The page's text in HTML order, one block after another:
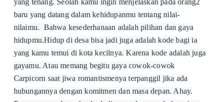
yang tenang. Seolah kamu ingin menjelaskan pada orang2
baru yang datang dalam kehidupanmu tentang nilai-
nilaimu. Bahwa kesederhanaan adalah pilihan dan gaya
hidupmu.Hidup di desa bisa jadi juga adalah kode bagi ia
yang kamu temui di kota kecilnya. Karena kode adalah juga
gayamu. Atau memang begitu gaya cowok-cowok
Carpicorn saat jiwa romantismenya terpanggil jika ada
hubungannya dengan komitmen dan masa depan. Ahay.